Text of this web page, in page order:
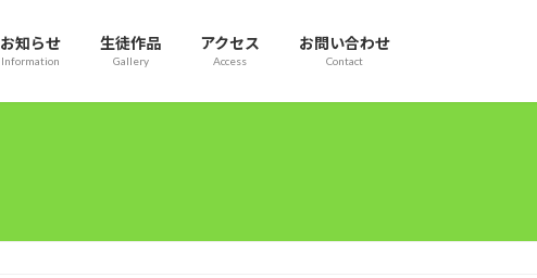
お知らせ
Information
生徒作品
Gallery
アクセス
Access
お問い合わせ
Contact